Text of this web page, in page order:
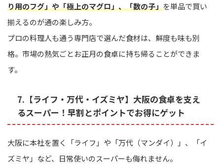
り用のフグ」や「極上のマグロ」、「数の子」を単品で買い
揃えるのが通の楽しみ方。
プロの料理人も通う専門店で選んだ食材は、鮮度も味も別
格。市場の熱気ごとお正月の食卓に持ち帰ることができま
す。
7.【ライフ・万代・イズミヤ】大阪の食卓を支え
るスーパー！早割とポイントでお得にゲット
大阪に本社を置く「ライフ」や「万代（マンダイ）」、「イ
ズミヤ」など、日常使いのスーパーも侮れません。